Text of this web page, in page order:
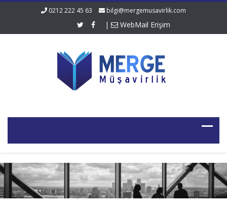
0212 222 45 63 bilgi@mergemusavirlik.com
| WebMail Erişim